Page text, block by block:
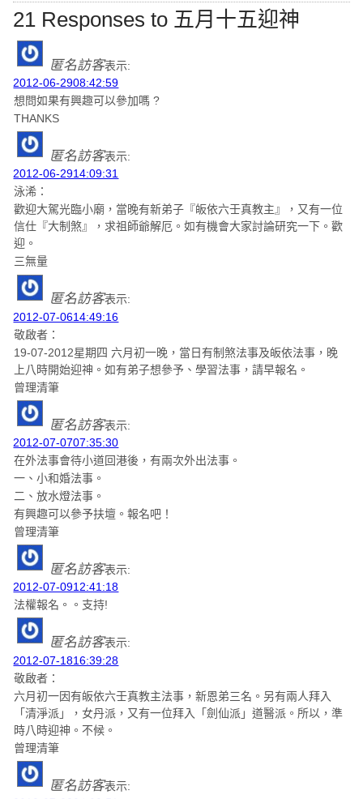
21 Responses to 五月十五迎神
匿名訪客表示:
2012-06-2908:42:59
想問如果有興趣可以參加嗎 ?
THANKS
匿名訪客表示:
2012-06-2914:09:31
泳浠：
歡迎大駕光臨小廟，當晚有新弟子『皈依六壬真教主』，又有一位
信仕『大制煞』，求祖師爺解厄。如有機會大家討論研究一下。歡
迎。
三無量
匿名訪客表示:
2012-07-0614:49:16
敬啟者：
19-07-2012星期四 六月初一晚，當日有制煞法事及皈依法事，晚
上八時開始迎神。如有弟子想參予、學習法事，請早報名。
曾理清筆
匿名訪客表示:
2012-07-0707:35:30
在外法事會待小道回港後，有兩次外出法事。
一、小和婚法事。
二、放水燈法事。
有興趣可以參予扶壇。報名吧！
曾理清筆
匿名訪客表示:
2012-07-0912:41:18
法權報名。。支持!
匿名訪客表示:
2012-07-1816:39:28
敬啟者：
六月初一因有皈依六壬真教主法事，新恩弟三名。另有兩人拜入
「清淨派」，女丹派，又有一位拜入「劍仙派」道醫派。所以，準
時八時迎神。不候。
曾理清筆
匿名訪客表示: